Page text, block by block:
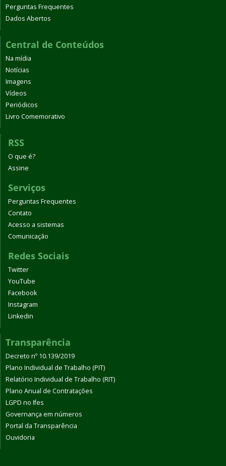
Perguntas Frequentes
Dados Abertos
Central de Conteúdos
Na mídia
Notícias
Imagens
Vídeos
Periódicos
Livro Comemorativo
RSS
O que é?
Assine
Serviços
Perguntas Frequentes
Contato
Acesso a sistemas
Comunicação
Redes Sociais
Twitter
YouTube
Facebook
Instagram
Linkedin
Transparência
Decreto nº 10.139/2019
Plano Individual de Trabalho (PIT)
Relatório Individual de Trabalho (RIT)
Plano Anual de Contratações
LGPD no Ifes
Governança em números
Portal da Transparência
Ouvidoria